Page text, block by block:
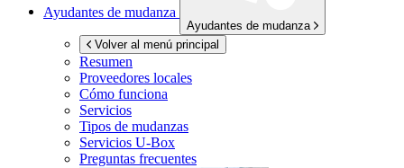
Ayudantes de mudanza
Ayudantes de mudanza
Volver al menú principal
Resumen
Proveedores locales
Cómo funciona
Servicios
Tipos de mudanzas
Servicios U-Box
Preguntas frecuentes